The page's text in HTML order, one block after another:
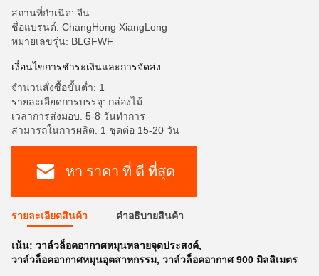
สถานที่กำเนิด: จีน
ชื่อแบรนด์: ChangHong XiangLong
หมายเลขรุ่น: BLGFWF
เงื่อนไขการชําระเงินและการจัดส่ง
จำนวนสั่งซื้อขั้นต่ำ: 1
รายละเอียดการบรรจุ: กล่องไม้
เวลาการส่งมอบ: 5-8 วันทําการ
สามารถในการผลิต: 1 ชุดต่อ 15-20 วัน
หา ราคา ที่ ดี ที่สุด
รายละเอียดสินค้า คําอธิบายสินค้า
เน้น: วาล์วล็อคอากาศหมุนหลายจุดประสงค์,
วาล์วล็อคอากาศหมุนอุตสาหกรรม, วาล์วล็อคอากาศ 900 มิลลิเมตร